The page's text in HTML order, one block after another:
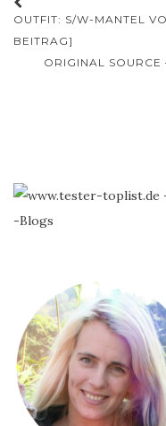
Beitrags-
Navigation
OUTFIT: S/W-MANTEL
BEITRAG]
ORIGINAL SOURCE